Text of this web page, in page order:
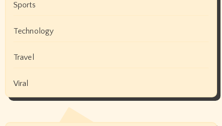
Sports
Technology
Travel
Viral